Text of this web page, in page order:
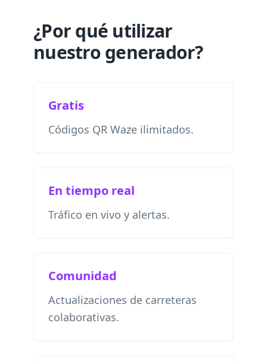
¿Por qué utilizar
nuestro generador?
Gratis
Códigos QR Waze ilimitados.
En tiempo real
Tráfico en vivo y alertas.
Comunidad
Actualizaciones de carreteras
colaborativas.